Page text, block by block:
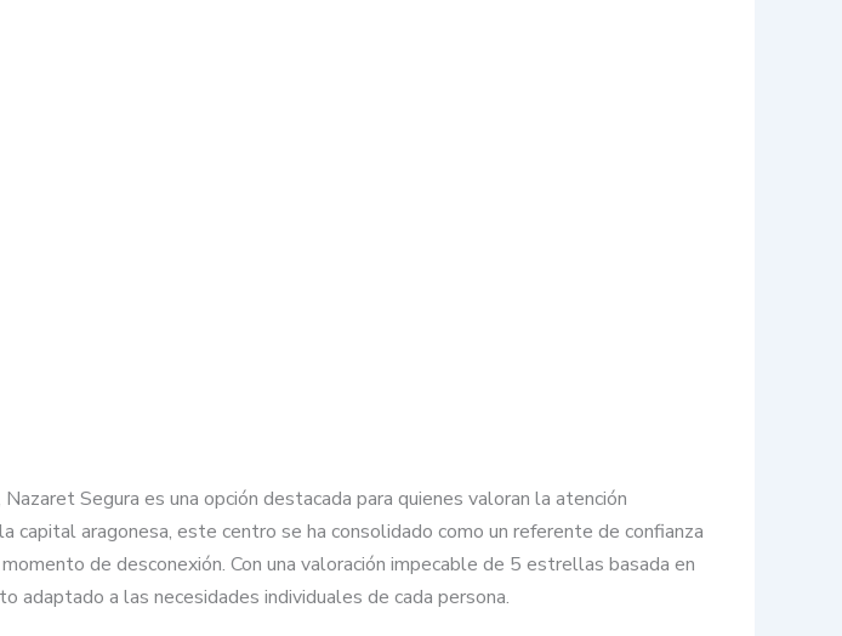
Segura es una opción destacada para quienes valoran la atención
aragonesa, este centro se ha consolidado como un referente de confianza
de desconexión. Con una valoración impecable de 5 estrellas basada en
a las necesidades individuales de cada persona.